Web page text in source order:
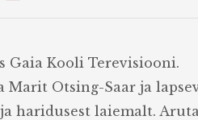
Gaia Kooli Terevisiooni.
Marit Otsing-Saar ja
haridusest laiemalt.